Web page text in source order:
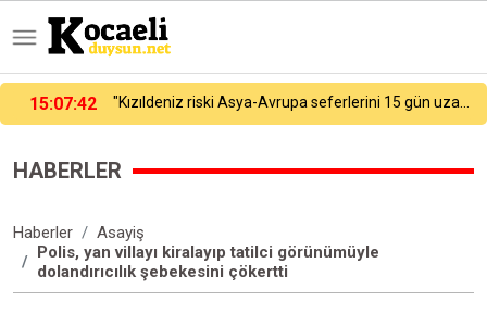
15:07:42
HABERLER
Haberler
Asayiş
Polis, yan villayı kiralayıp tatilci görünümüyle
dolandırıcılık şebekesini çökertti